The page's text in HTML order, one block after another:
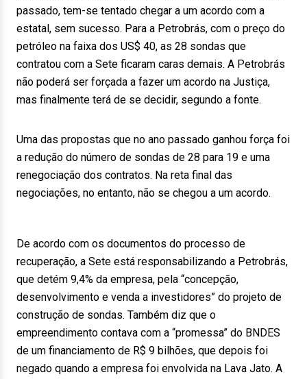
passado, tem-se tentado chegar a um acordo com a
estatal, sem sucesso. Para a Petrobrás, com o preço do
petróleo na faixa dos US$ 40, as 28 sondas que
contratou com a Sete ficaram caras demais. A Petrobrás
não poderá ser forçada a fazer um acordo na Justiça,
mas finalmente terá de se decidir, segundo a fonte.
Uma das propostas que no ano passado ganhou força foi
a redução do número de sondas de 28 para 19 e uma
renegociação dos contratos. Na reta final das
negociações, no entanto, não se chegou a um acordo.
De acordo com os documentos do processo de
recuperação, a Sete está responsabilizando a Petrobrás,
que detém 9,4% da empresa, pela “concepção,
desenvolvimento e venda a investidores” do projeto de
construção de sondas. Também diz que o
empreendimento contava com a “promessa” do BNDES
de um financiamento de R$ 9 bilhões, que depois foi
negado quando a empresa foi envolvida na Lava Jato. A